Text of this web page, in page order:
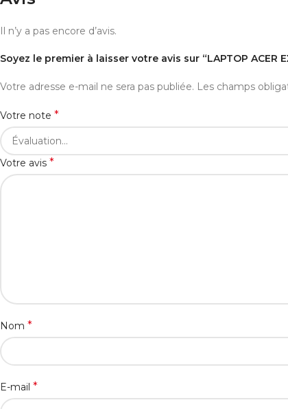
Il n’y a pas encore d’avis.
Soyez le premier à laisser votre avis sur “LAPTOP ACER
Votre adresse e-mail ne sera pas publiée. Les champs
Votre note *
Votre avis *
Nom *
E-mail *